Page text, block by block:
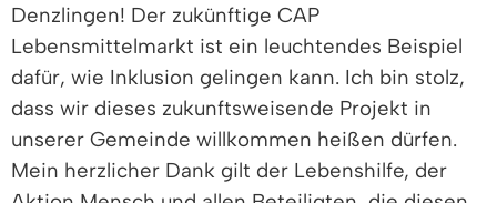
Denzlingen! Der zukünftige CAP
Lebensmittelmarkt ist ein leuchtendes Beispiel
dafür, wie Inklusion gelingen kann. Ich bin stolz,
dass wir dieses zukunftsweisende Projekt in
unserer Gemeinde willkommen heißen dürfen.
Mein herzlicher Dank gilt der Lebenshilfe, der